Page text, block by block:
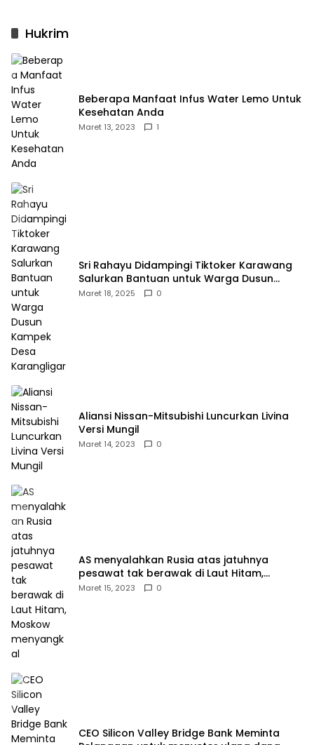
Hukrim
Beberapa Manfaat Infus Water Lemo Untuk
Kesehatan Anda
Maret 13, 2023 1
Sri Rahayu Didampingi Tiktoker Karawang
Salurkan Bantuan untuk Warga Dusun
Kampek Desa Karangligar
Maret 18, 2025 0
Aliansi Nissan-Mitsubishi Luncurkan Livina
Versi Mungil
Maret 14, 2023 0
AS menyalahkan Rusia atas jatuhnya
pesawat tak berawak di Laut Hitam,
Moskow menyangkal
Maret 15, 2023 0
CEO Silicon Valley Bridge Bank Meminta